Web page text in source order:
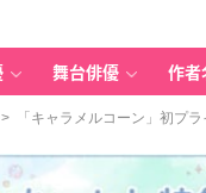
舞台俳優 作者
> 「キャラメルコーン」初プ